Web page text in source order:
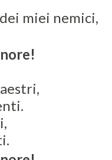
miei nemici,